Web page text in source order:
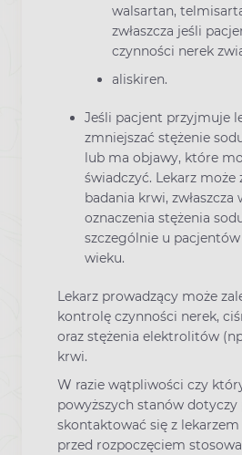
walsartan,
zwłaszcza jeśli
czynności nerek
aliskiren.
Jeśli pacjent przyjmuje
zmniejszać stężenie
lub ma objawy, które
świadczyć. Lekarz
badania krwi, zwłaszcza
oznaczenia stężenia
szczególnie u pacjentów
wieku.
Lekarz prowadzący może
kontrolę czynności nerek,
oraz stężenia elektrolitów
krwi.
W razie wątpliwości czy
powyższych stanów dotyczy
skontaktować się z
przed rozpoczęciem